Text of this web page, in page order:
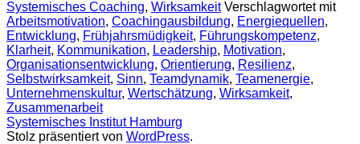
Systemisches Coaching, Wirksamkeit Verschlagwortet mit
Arbeitsmotivation, Coachingausbildung, Energiequellen,
Entwicklung, Frühjahrsmüdigkeit, Führungskompetenz,
Klarheit, Kommunikation, Leadership, Motivation,
Organisationsentwicklung, Orientierung, Resilienz,
Selbstwirksamkeit, Sinn, Teamdynamik, Teamenergie,
Unternehmenskultur, Wertschätzung, Wirksamkeit,
Zusammenarbeit
Systemisches Institut Hamburg
Stolz präsentiert von WordPress.